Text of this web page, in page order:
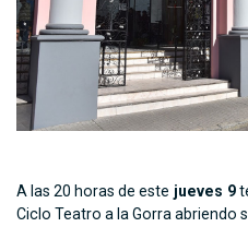
A las 20 horas de este jueves 9
Ciclo Teatro a la Gorra abriendo